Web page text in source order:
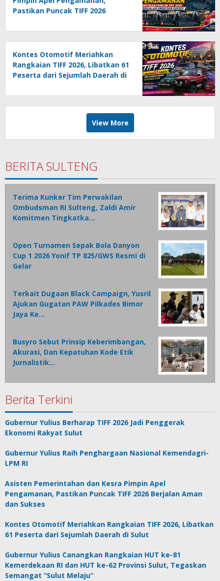
Pastikan Puncak TIFF 2026
Kontes Otomotif Meriahkan
Rangkaian TIFF 2026, Libatkan 61
Peserta dari Sejumlah Daerah di
View More
BERITA SULTENG
Terima Kunker Tim Perwakilan
Ombudsman RI Sulteng, Zaldi Amir
Komitmen Tingkatka…
Open Turnamen Sepak Bola Danyon
Cup 1 2026 Yonif TP 825/GWS Resmi di
Gelar
Terkait Dugaan Black Campaign, Yusril
Ajukan Gugatan PAW Pilkades Bimor
Jaya Ke…
Busyro Sebut Prinsip Keberimbangan,
Akurasi, Dan Kepatuhan Kode Etik
Jurnalistik…
Berita Terkini
Gubernur Yulius Berharap TIFF 2026 Jadi Penggerak
Ekonomi Rakyat Sulut
Gubernur Yulius Raih Penghargaan Nasional Kemendagri-
LPM RI
Asisten Pemerintahan dan Kesra Pimpin Apel
Pengamanan, Pastikan Puncak TIFF 2026 Berjalan Aman
dan Sukses
Kontes Otomotif Meriahkan Rangkaian TIFF 2026, Libatkan
61 Peserta dari Sejumlah Daerah di Sulut
Gubernur Yulius Canangkan Rangkaian HUT ke-81
Kemerdekaan RI dan HUT ke-62 Provinsi Sulut, Tegaskan
Semangat “Sulut Melaju”